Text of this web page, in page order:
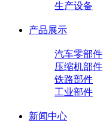
生产设备
产品展示
汽车零部件
压缩机部件
铁路部件
工业部件
新闻中心